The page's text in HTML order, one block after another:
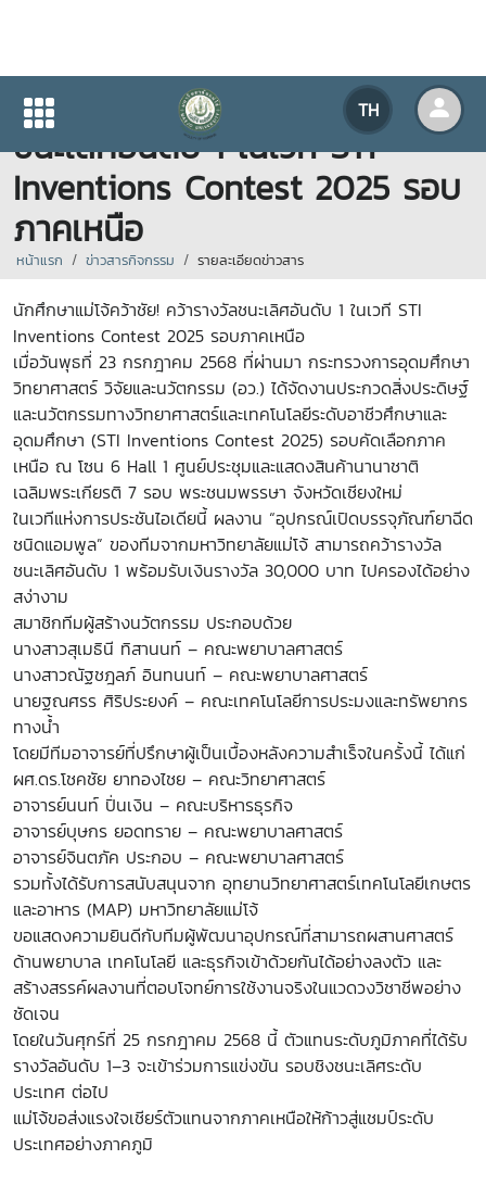
TH
นักศึกษาแม่โจ้คว้าชัย! คว้ารางวัล
ชนะเลิศอันดับ 1 ในเวที STI
Inventions Contest 2025 รอบ
ภาคเหนือ
หน้าแรก ข่าวสารกิจกรรม รายละเอียดข่าวสาร
นักศึกษาแม่โจ้คว้าชัย! คว้ารางวัลชนะเลิศอันดับ 1 ในเวที STI
Inventions Contest 2025 รอบภาคเหนือ
เมื่อวันพุธที่ 23 กรกฎาคม 2568 ที่ผ่านมา กระทรวงการอุดมศึกษา
วิทยาศาสตร์ วิจัยและนวัตกรรม (อว.) ได้จัดงานประกวดสิ่งประดิษฐ์
และนวัตกรรมทางวิทยาศาสตร์และเทคโนโลยีระดับอาชีวศึกษาและ
อุดมศึกษา (STI Inventions Contest 2025) รอบคัดเลือกภาค
เหนือ ณ โซน 6 Hall 1 ศูนย์ประชุมและแสดงสินค้านานาชาติ
เฉลิมพระเกียรติ 7 รอบ พระชนมพรรษา จังหวัดเชียงใหม่
ในเวทีแห่งการประชันไอเดียนี้ ผลงาน “อุปกรณ์เปิดบรรจุภัณฑ์ยาฉีด
ชนิดแอมพูล” ของทีมจากมหาวิทยาลัยแม่โจ้ สามารถคว้ารางวัล
ชนะเลิศอันดับ 1 พร้อมรับเงินรางวัล 30,000 บาท ไปครองได้อย่าง
สง่างาม
สมาชิกทีมผู้สร้างนวัตกรรม ประกอบด้วย
นางสาวสุเมธินี ทิสานนท์ – คณะพยาบาลศาสตร์
นางสาวณัฐชฎลภ์ อินทนนท์ – คณะพยาบาลศาสตร์
นายฐณศรร ศิริประยงค์ – คณะเทคโนโลยีการประมงและทรัพยากร
ทางน้ำ
โดยมีทีมอาจารย์ที่ปรึกษาผู้เป็นเบื้องหลังความสำเร็จในครั้งนี้ ได้แก่
ผศ.ดร.โชคชัย ยาทองไชย – คณะวิทยาศาสตร์
อาจารย์นนท์ ปิ่นเงิน – คณะบริหารธุรกิจ
อาจารย์บุษกร ยอดทราย – คณะพยาบาลศาสตร์
อาจารย์จินตภัค ประกอบ – คณะพยาบาลศาสตร์
รวมทั้งได้รับการสนับสนุนจาก อุทยานวิทยาศาสตร์เทคโนโลยีเกษตร
และอาหาร (MAP) มหาวิทยาลัยแม่โจ้
ขอแสดงความยินดีกับทีมผู้พัฒนาอุปกรณ์ที่สามารถผสานศาสตร์
ด้านพยาบาล เทคโนโลยี และธุรกิจเข้าด้วยกันได้อย่างลงตัว และ
สร้างสรรค์ผลงานที่ตอบโจทย์การใช้งานจริงในแวดวงวิชาชีพอย่าง
ชัดเจน
โดยในวันศุกร์ที่ 25 กรกฎาคม 2568 นี้ ตัวแทนระดับภูมิภาคที่ได้รับ
รางวัลอันดับ 1–3 จะเข้าร่วมการแข่งขัน รอบชิงชนะเลิศระดับ
ประเทศ ต่อไป
แม่โจ้ขอส่งแรงใจเชียร์ตัวแทนจากภาคเหนือให้ก้าวสู่แชมป์ระดับ
ประเทศอย่างภาคภูมิ